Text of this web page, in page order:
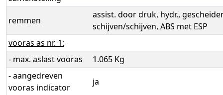
remmen
assist. door druk, hydr.,
schijven/schijven, ABS met ESP
vooras as nr. 1:
- max. aslast vooras
1.065 Kg
- aangedreven
vooras indicator
ja